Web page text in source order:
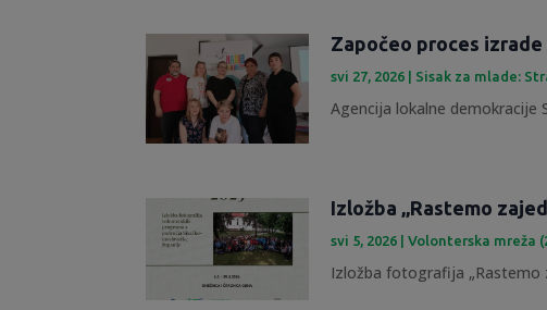
Započeo proces izrade
svi 27, 2026 | Sisak za mlade:
Agencija lokalne demokracije
Izložba „Rastemo
svi 5, 2026 |Volonterska mreža
Izložba fotografija „Rastemo